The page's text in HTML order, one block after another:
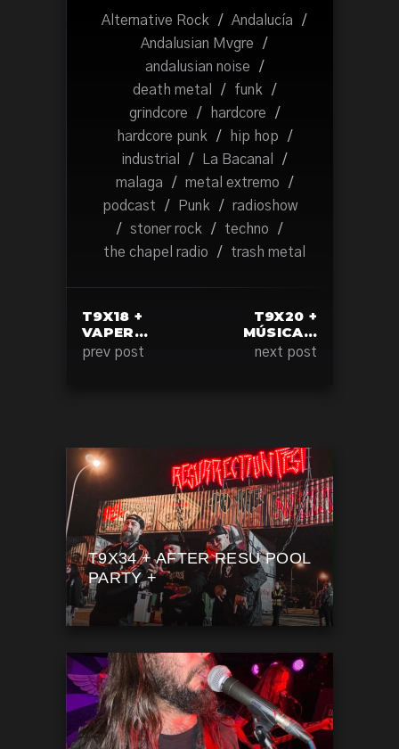
Alternative Rock / Andalucía
/
Andalusian Mvgre
/
andalusian noise
/
death metal
/ funk
/
grindcore
/ hardcore
/
hardcore punk
/ hip hop
/
industrial
/ La Bacanal
/
malaga
/ metal extremo
/
podcast
/ Punk /
radioshow
/
stoner rock / techno
/
the chapel radio
/ trash metal
T9X18 +
VAPER…
prev post
T9X20 +
MÚSICA…
next post
T9X34 + AFTER RESU POOL
PARTY +